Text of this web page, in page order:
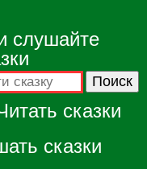
слушайте
сказки
сказки